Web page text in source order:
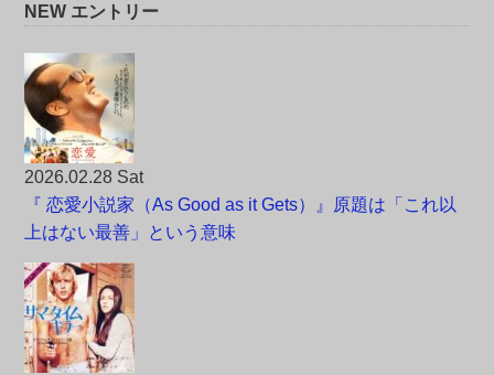
NEW エントリー
2026.02.28 Sat
『 恋愛小説家（As Good as it Gets）』原題は「これ以
上はない最善」という意味